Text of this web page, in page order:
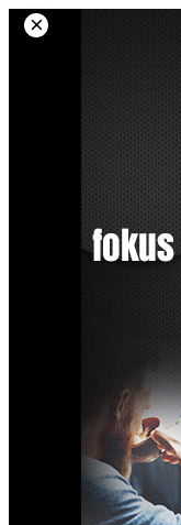
Langsung
×